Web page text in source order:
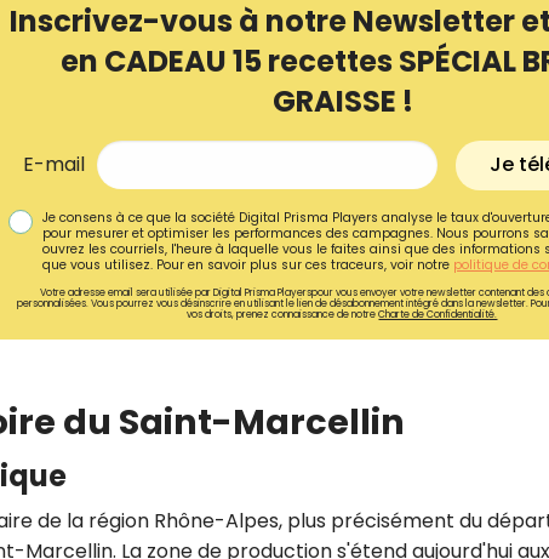
Inscrivez-vous à notre Newsletter
en CADEAU 15 recettes SPÉCIAL
GRAISSE !
E-mail Je
Je consens à ce que la société Digital Prisma Players analyse le taux
pour mesurer et optimiser les performances des campagnes. Nous pourrons
ouvrez les courriels, l'heure à laquelle vous le faites ainsi que des informations
que vous utilisez. Pour en savoir plus sur ces traceurs, voir notre politique de
Votre adresse email sera utilisée par Digital Prisma Playerspour vous envoyer votre newsletter contenant
personnalisées. Vous pourrez vous désinscrire en utilisant le lien de désabonnement intégré dans la newsletter.
vos droits, prenez connaissance de notreCharte de Confidentialité.
du Saint-Marcellin
de la région Rhône-Alpes, plus précisément du
Marcellin. La zone de production s'étend aujourd'hui
Recevez
Ainsi que la